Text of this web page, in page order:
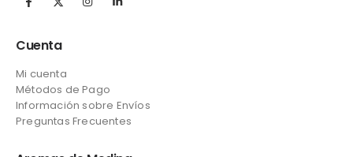
Cuenta
Mi cuenta
Métodos de Pago
Información sobre Envíos
Preguntas Frecuentes